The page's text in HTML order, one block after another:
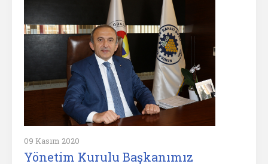
09 Kasım 2020
Yönetim Kurulu Başkanımız